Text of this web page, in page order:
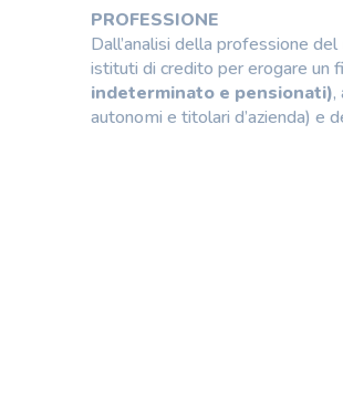
PROFESSIONE
Dall’analisi della professione
istituti di credito per erogare un
indeterminato e pensionati),
autonomi e titolari d’azienda) e